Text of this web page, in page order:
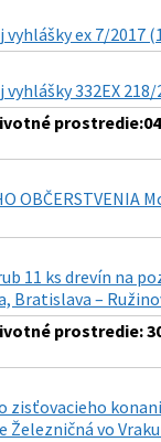
ex 7/2017
332EX 218/
OBČERSTVENIA
11 ks drevín na
Bratislava –
prostredie:
zisťovacieho
Železničná vo